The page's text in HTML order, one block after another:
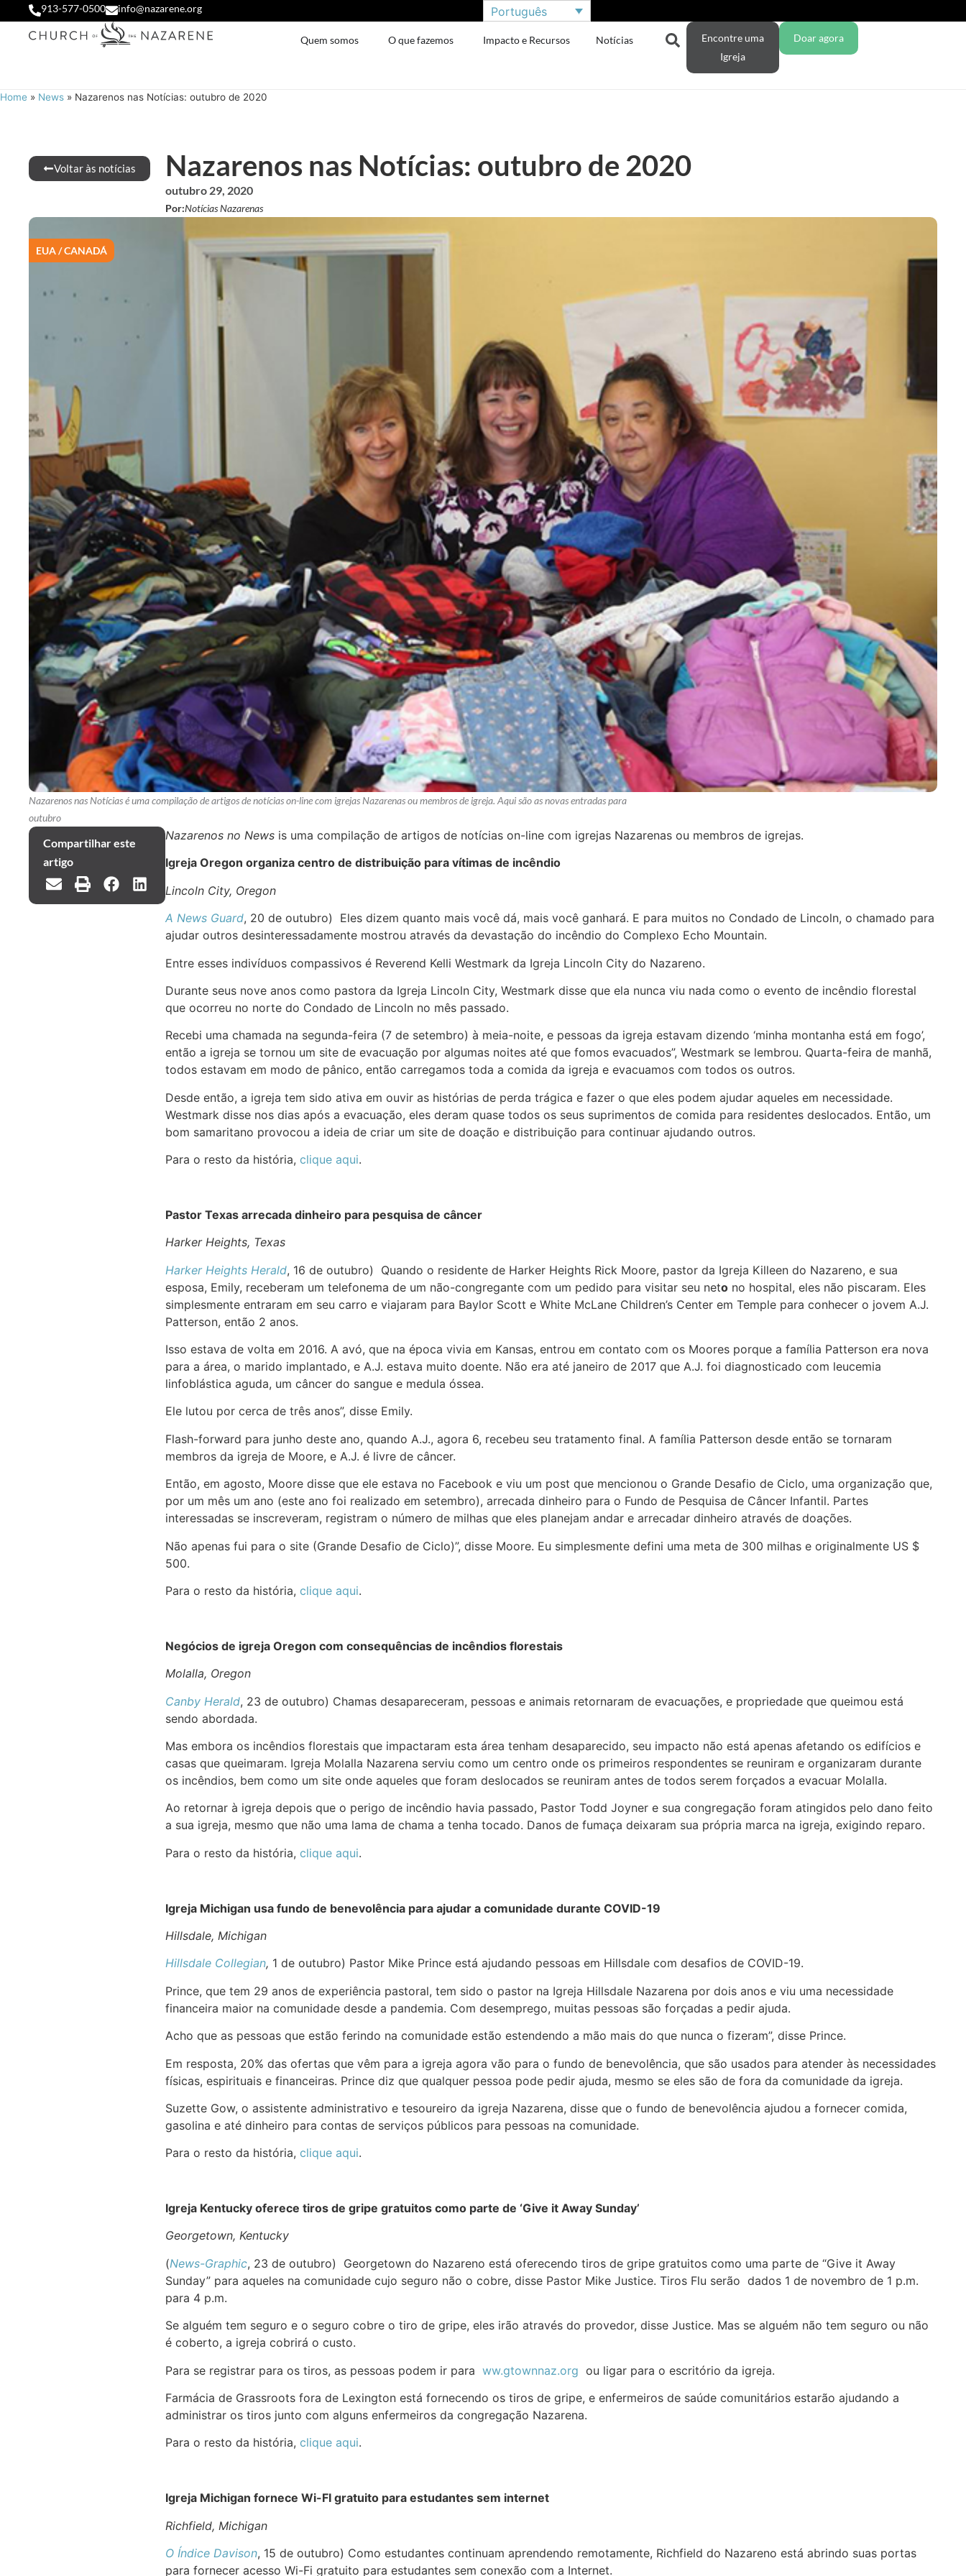
913-577-0500 info@nazarene.org Português
Quem somos O que fazemos Impacto e Recursos Notícias
Encontre uma
Igreja
Doar agora
Home » News » Nazarenos nas Notícias: outubro de 2020
Voltar às notícias Nazarenos nas Notícias: outubro de 2020
outubro 29, 2020
Por:Notícias Nazarenas
EUA / CANADÁ
Nazarenos nas Notícias é uma compilação de artigos de notícias on-line com igrejas Nazarenas ou membros de igreja. Aqui são as novas entradas para
outubro
Compartilhar este
artigo
Nazarenos no Newsis uma compilação de artigos de notícias on-line com igrejas Nazarenas ou membros de igrejas.
Igreja Oregon organiza centro de distribuição para vítimas de incêndio
Lincoln City, Oregon
A News Guard, 20 de outubro) Eles dizem quanto mais você dá, mais você ganhará. E para muitos no Condado de Lincoln, o chamado para
ajudar outros desinteressadamente mostrou através da devastação do incêndio do Complexo Echo Mountain.
Entre esses indivíduos compassivos é Reverend Kelli Westmark da Igreja Lincoln City do Nazareno.
Durante seus nove anos como pastora da Igreja Lincoln City, Westmark disse que ela nunca viu nada como o evento de incêndio florestal
que ocorreu no norte do Condado de Lincoln no mês passado.
Recebi uma chamada na segunda-feira (7 de setembro) à meia-noite, e pessoas da igreja estavam dizendo ‘minha montanha está em fogo’,
então a igreja se tornou um site de evacuação por algumas noites até que fomos evacuados”, Westmark se lembrou. Quarta-feira de manhã,
todos estavam em modo de pânico, então carregamos toda a comida da igreja e evacuamos com todos os outros.
Desde então, a igreja tem sido ativa em ouvir as histórias de perda trágica e fazer o que eles podem ajudar aqueles em necessidade.
Westmark disse nos dias após a evacuação, eles deram quase todos os seus suprimentos de comida para residentes deslocados. Então, um
bom samaritano provocou a ideia de criar um site de doação e distribuição para continuar ajudando outros.
Para o resto da história, clique aqui.
Pastor Texas arrecada dinheiro para pesquisa de câncer
Harker Heights, Texas
Harker Heights Herald, 16 de outubro) Quando o residente de Harker Heights Rick Moore, pastor da Igreja Killeen do Nazareno, e sua
esposa, Emily, receberam um telefonema de um não-congregante com um pedido para visitar seu netono hospital, eles não piscaram. Eles
simplesmente entraram em seu carro e viajaram para Baylor Scott e White McLane Children’s Center em Temple para conhecer o jovem A.J.
Patterson, então 2 anos.
Isso estava de volta em 2016. A avó, que na época vivia em Kansas, entrou em contato com os Moores porque a família Patterson era nova
para a área, o marido implantado, e A.J. estava muito doente. Não era até janeiro de 2017 que A.J. foi diagnosticado com leucemia
linfoblástica aguda, um câncer do sangue e medula óssea.
Ele lutou por cerca de três anos”, disse Emily.
Flash-forward para junho deste ano, quando A.J., agora 6, recebeu seu tratamento final. A família Patterson desde então se tornaram
membros da igreja de Moore, e A.J. é livre de câncer.
Então, em agosto, Moore disse que ele estava no Facebook e viu um post que mencionou o Grande Desafio de Ciclo, uma organização que,
por um mês um ano (este ano foi realizado em setembro), arrecada dinheiro para o Fundo de Pesquisa de Câncer Infantil. Partes
interessadas se inscreveram, registram o número de milhas que eles planejam andar e arrecadar dinheiro através de doações.
Não apenas fui para o site (Grande Desafio de Ciclo)”, disse Moore. Eu simplesmente defini uma meta de 300 milhas e originalmente US $
500.
Para o resto da história, clique aqui.
Negócios de igreja Oregon com consequências de incêndios florestais
Molalla, Oregon
Canby Herald, 23 de outubro) Chamas desapareceram, pessoas e animais retornaram de evacuações, e propriedade que queimou está
sendo abordada.
Mas embora os incêndios florestais que impactaram esta área tenham desaparecido, seu impacto não está apenas afetando os edifícios e
casas que queimaram. Igreja Molalla Nazarena serviu como um centro onde os primeiros respondentes se reuniram e organizaram durante
os incêndios, bem como um site onde aqueles que foram deslocados se reuniram antes de todos serem forçados a evacuar Molalla.
Ao retornar à igreja depois que o perigo de incêndio havia passado, Pastor Todd Joyner e sua congregação foram atingidos pelo dano feito
a sua igreja, mesmo que não uma lama de chama a tenha tocado. Danos de fumaça deixaram sua própria marca na igreja, exigindo reparo.
Para o resto da história, clique aqui.
Igreja Michigan usa fundo de benevolência para ajudar a comunidade durante COVID-19
Hillsdale, Michigan
Hillsdale Collegian, 1 de outubro) Pastor Mike Prince está ajudando pessoas em Hillsdale com desafios de COVID-19.
Prince, que tem 29 anos de experiência pastoral, tem sido o pastor na Igreja Hillsdale Nazarena por dois anos e viu uma necessidade
financeira maior na comunidade desde a pandemia. Com desemprego, muitas pessoas são forçadas a pedir ajuda.
Acho que as pessoas que estão ferindo na comunidade estão estendendo a mão mais do que nunca o fizeram”, disse Prince.
Em resposta, 20% das ofertas que vêm para a igreja agora vão para o fundo de benevolência, que são usados para atender às necessidades
físicas, espirituais e financeiras. Prince diz que qualquer pessoa pode pedir ajuda, mesmo se eles são de fora da comunidade da igreja.
Suzette Gow, o assistente administrativo e tesoureiro da igreja Nazarena, disse que o fundo de benevolência ajudou a fornecer comida,
gasolina e até dinheiro para contas de serviços públicos para pessoas na comunidade.
Para o resto da história, clique aqui.
Igreja Kentucky oferece tiros de gripe gratuitos como parte de ‘Give it Away Sunday’
Georgetown, Kentucky
(News-Graphic, 23 de outubro) Georgetown do Nazareno está oferecendo tiros de gripe gratuitos como uma parte de “Give it Away
Sunday” para aqueles na comunidade cujo seguro não o cobre, disse Pastor Mike Justice. Tiros Flu serão dados 1 de novembro de 1 p.m.
para 4 p.m.
Se alguém tem seguro e o seguro cobre o tiro de gripe, eles irão através do provedor, disse Justice. Mas se alguém não tem seguro ou não
é coberto, a igreja cobrirá o custo.
Para se registrar para os tiros, as pessoas podem ir para ww.gtownnaz.org ou ligar para o escritório da igreja.
Farmácia de Grassroots fora de Lexington está fornecendo os tiros de gripe, e enfermeiros de saúde comunitários estarão ajudando a
administrar os tiros junto com alguns enfermeiros da congregação Nazarena.
Para o resto da história, clique aqui.
Igreja Michigan fornece Wi-FI gratuito para estudantes sem internet
Richfield, Michigan
O Índice Davison, 15 de outubro) Como estudantes continuam aprendendo remotamente, Richfield do Nazareno está abrindo suas portas
para fornecer acesso Wi-Fi gratuito para estudantes sem conexão com a Internet.